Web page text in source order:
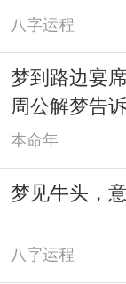
八字运程
梦到路边宴
周公解梦告
本命年
梦见牛头，
八字运程